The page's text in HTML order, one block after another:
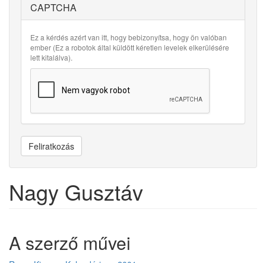
CAPTCHA
Ez a kérdés azért van itt, hogy bebizonyítsa, hogy ön valóban
ember (Ez a robotok által küldött kéretlen levelek elkerülésére
lett kitalálva).
Feliratkozás
Nagy Gusztáv
A szerző művei